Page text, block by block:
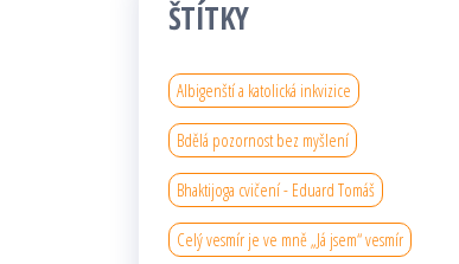
ŠTÍTKY
Albigenští a katolická inkvizice
Bdělá pozornost bez myšlení
Bhaktijoga cvičení - Eduard Tomáš
Celý vesmír je ve mně „Já jsem“ vesmír